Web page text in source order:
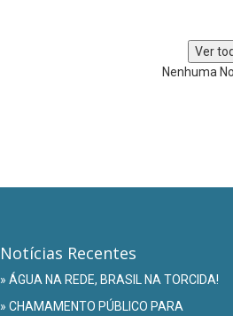
Nenhuma
Notícias Recentes
» ÁGUA NA REDE, BRASIL NA TORCIDA!
» CHAMAMENTO PÚBLICO PARA